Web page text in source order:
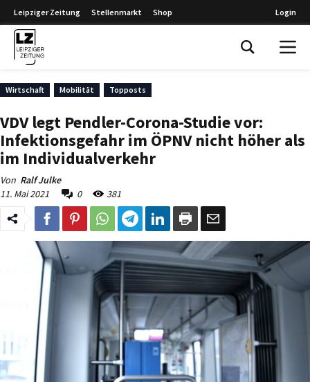
Leipziger Zeitung Stellenmarkt Shop Login
Wirtschaft Mobilität Topposts
VDV legt Pendler-Corona-Studie vor:
Infektionsgefahr im ÖPNV nicht höher als
im Individualverkehr
Von Ralf Julke
11. Mai 2021
0 381